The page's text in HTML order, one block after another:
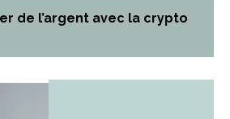
de l’argent avec la crypto